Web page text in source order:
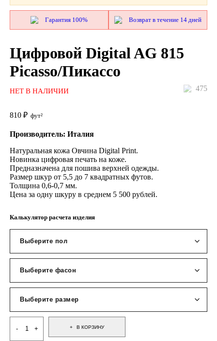
Гарантия 100% Возврат в течение 14 дней
Цифровой Digital AG 815
Picasso/Пикассо
475
НЕТ В НАЛИЧИИ
810 ₽ фут²
Производитель: Италия
Натуральная кожа Овчина Digital Print.
Новинка цифровая печать на коже.
Предназначена для пошива верхней одежды.
Размер шкур от 5,5 до 7 квадратных футов.
Толщина 0,6-0,7 мм.
Цена за одну шкуру в среднем 5 500 рублей.
Калькулятор расчета изделия
В КОРЗИНУ